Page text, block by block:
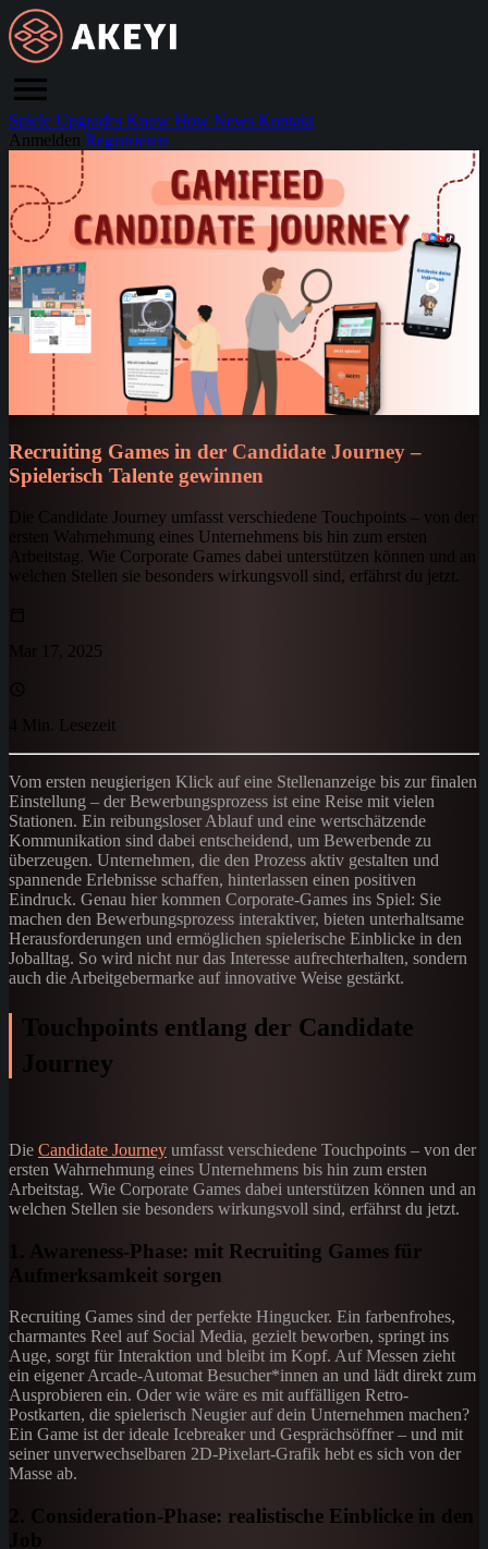
Spiele Upgrades Know How News Kontakt
Anmelden Registrieren
Recruiting Games in der Candidate Journey –
Spielerisch Talente gewinnen
Die Candidate Journey umfasst verschiedene Touchpoints – von der
ersten Wahrnehmung eines Unternehmens bis hin zum ersten
Arbeitstag. Wie Corporate Games dabei unterstützen können und an
welchen Stellen sie besonders wirkungsvoll sind, erfährst du jetzt.
Mar 17, 2025
4 Min. Lesezeit
Vom ersten neugierigen Klick auf eine Stellenanzeige bis zur finalen
Einstellung – der Bewerbungsprozess ist eine Reise mit vielen
Stationen. Ein reibungsloser Ablauf und eine wertschätzende
Kommunikation sind dabei entscheidend, um Bewerbende zu
überzeugen. Unternehmen, die den Prozess aktiv gestalten und
spannende Erlebnisse schaffen, hinterlassen einen positiven
Eindruck. Genau hier kommen Corporate-Games ins Spiel: Sie
machen den Bewerbungsprozess interaktiver, bieten unterhaltsame
Herausforderungen und ermöglichen spielerische Einblicke in den
Joballtag. So wird nicht nur das Interesse aufrechterhalten, sondern
auch die Arbeitgebermarke auf innovative Weise gestärkt.
Touchpoints entlang der Candidate
Journey
Die Candidate Journey umfasst verschiedene Touchpoints – von der
ersten Wahrnehmung eines Unternehmens bis hin zum ersten
Arbeitstag. Wie Corporate Games dabei unterstützen können und an
welchen Stellen sie besonders wirkungsvoll sind, erfährst du jetzt.
1. Awareness-Phase: mit Recruiting Games für
Aufmerksamkeit sorgen
Recruiting Games sind der perfekte Hingucker. Ein farbenfrohes,
charmantes Reel auf Social Media, gezielt beworben, springt ins
Auge, sorgt für Interaktion und bleibt im Kopf. Auf Messen zieht
ein eigener Arcade-Automat Besucher*innen an und lädt direkt zum
Ausprobieren ein. Oder wie wäre es mit auffälligen Retro-
Postkarten, die spielerisch Neugier auf dein Unternehmen machen?
Ein Game ist der ideale Icebreaker und Gesprächsöffner – und mit
seiner unverwechselbaren 2D-Pixelart-Grafik hebt es sich von der
Masse ab.
2. Consideration-Phase: realistische Einblicke in den